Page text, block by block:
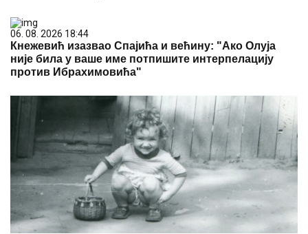
06. 08. 2026 18:44
Кнежевић изазвао Спајића и већину: "Ако Олуја
није била у ваше име потпишите интерпелацију
против Ибрахимовића"